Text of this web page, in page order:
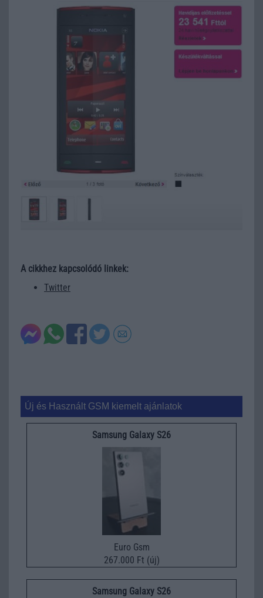
A cikkhez kapcsolódó linkek:
Twitter
Új és Használt GSM kiemelt ajánlatok
Samsung Galaxy S26
Euro Gsm
267.000 Ft (új)
Samsung Galaxy S26